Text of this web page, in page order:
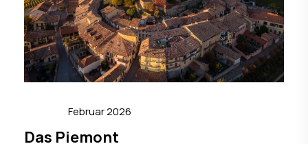
Februar 2026
Das Piemont